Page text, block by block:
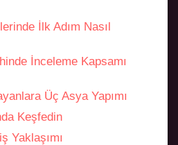
İlk Adım Nasıl
İnceleme Kapsamı
Üç Asya Yapımı
Keşfedin
Yaklaşımı